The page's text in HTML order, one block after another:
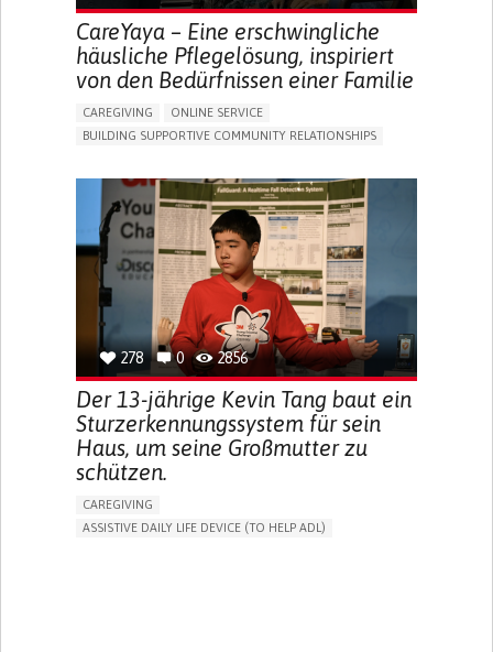
CareYaya – Eine erschwingliche
häusliche Pflegelösung, inspiriert
von den Bedürfnissen einer Familie
CAREGIVING
ONLINE SERVICE
BUILDING SUPPORTIVE COMMUNITY RELATIONSHIPS
GENERAL AND FAMILY MEDICINE
AGING
CAREGIVER SUPPORT
UNITED STATES
278 0 2856
Der 13-jährige Kevin Tang baut ein
Sturzerkennungssystem für sein
Haus, um seine Großmutter zu
schützen.
CAREGIVING
ASSISTIVE DAILY LIFE DEVICE (TO HELP ADL)